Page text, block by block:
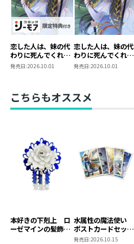
恋した人は、妹の代
わりに死んでくれと
言った。―妹と結婚
―@COMIC 第7巻
【シーモア限定描き
発売日:2026.10.01
恋した人は、妹の代
わりに死んでくれと
言った。―妹と結婚
―@COMIC 第7巻
発売日:2026.10.01
こちらもオススメ
本好きの下剋上 ロ
ーゼマインの髪飾り
水属性の魔法使い
ポストカードセット
2
発売日:2026.10.15